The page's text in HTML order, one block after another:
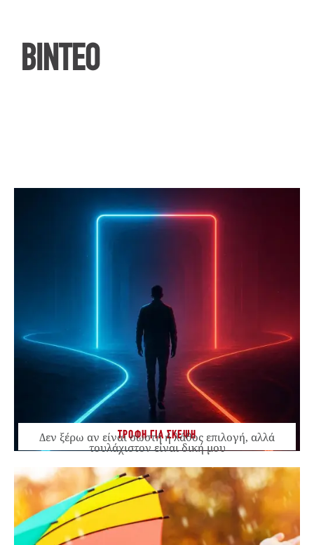
ΒΙΝΤΕΟ
ΤΡΟΦΗ ΓΙΑ ΣΚΕΨΗ
Δεν ξέρω αν είναι σωστή ή λάθος επιλογή, αλλά
τουλάχιστον είναι δική μου